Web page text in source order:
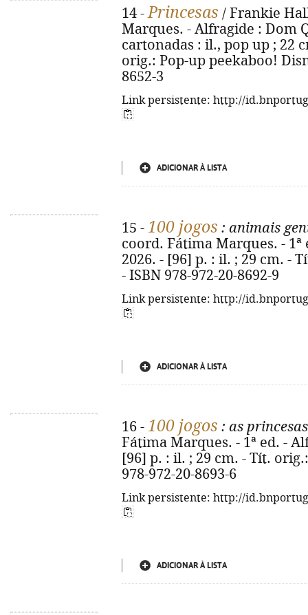
14 -Princesas / Frankie
Marques. - Alfragide : Dom
cartonadas : il., pop up ; 22
orig.: Pop-up peekaboo!
8652-3
Link persistente: http://
ADICIONAR À LISTA
15 - 100 jogos : animais
coord. Fátima Marques. -
2026. - [96] p. : il. ; 29 cm. -
- ISBN 978-972-20-8692-9
Link persistente: http://
ADICIONAR À LISTA
16 - 100 jogos : as princesas
Fátima Marques. - 1ª ed. -
[96] p. : il. ; 29 cm. - Tít.
978-972-20-8693-6
Link persistente: http://
ADICIONAR À LISTA